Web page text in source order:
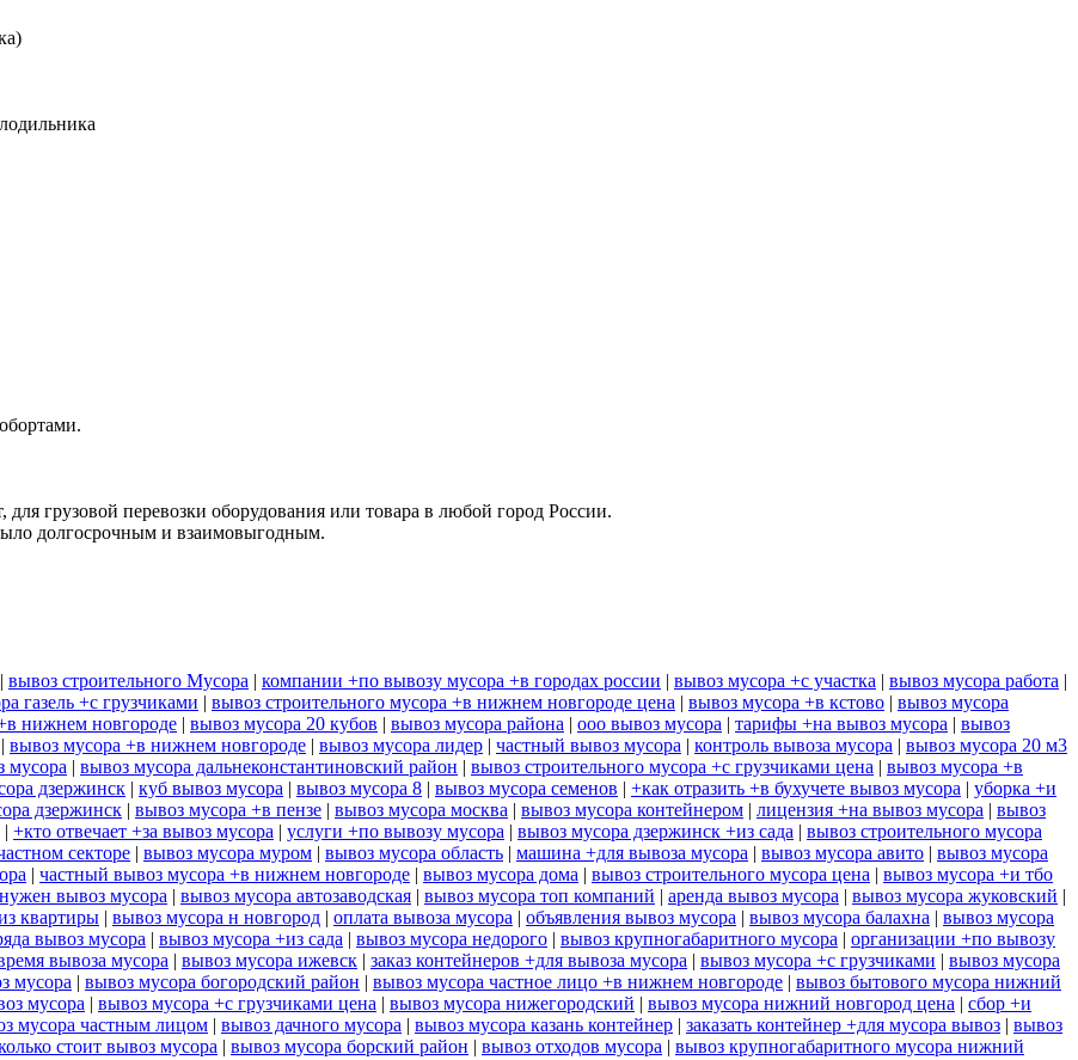
грузовой перевозки оборудования или товара в любой город России.
долгосрочным и взаимовыгодным.
| вывоз строительного Мусора | компании +по вывозу мусора +в городах россии | вывоз мусора +с участка | вывоз мусора работа |
газель +с грузчиками | вывоз строительного мусора +в нижнем новгороде цена | вывоз мусора +в кстово | вывоз мусора
нижнем новгороде | вывоз мусора 20 кубов | вывоз мусора района | ооо вывоз мусора | тарифы +на вывоз мусора | вывоз
| вывоз мусора +в нижнем новгороде | вывоз мусора лидер | частный вывоз мусора | контроль вывоза мусора | вывоз мусора 20 м3
мусора | вывоз мусора дальнеконстантиновский район | вывоз строительного мусора +с грузчиками цена | вывоз мусора +в
дзержинск | куб вывоз мусора | вывоз мусора 8 | вывоз мусора семенов | +как отразить +в бухучете вывоз мусора | уборка +и
дзержинск | вывоз мусора +в пензе | вывоз мусора москва | вывоз мусора контейнером | лицензия +на вывоз мусора | вывоз
| +кто отвечает +за вывоз мусора | услуги +по вывозу мусора | вывоз мусора дзержинск +из сада | вывоз строительного мусора
секторе | вывоз мусора муром | вывоз мусора область | машина +для вывоза мусора | вывоз мусора авито | вывоз мусора
| частный вывоз мусора +в нижнем новгороде | вывоз мусора дома | вывоз строительного мусора цена | вывоз мусора +и тбо
нужен вывоз мусора | вывоз мусора автозаводская | вывоз мусора топ компаний | аренда вывоз мусора | вывоз мусора жуковский |
квартиры | вывоз мусора н новгород | оплата вывоза мусора | объявления вывоз мусора | вывоз мусора балахна | вывоз мусора
вывоз мусора | вывоз мусора +из сада | вывоз мусора недорого | вывоз крупногабаритного мусора | организации +по вывозу
вывоза мусора | вывоз мусора ижевск | заказ контейнеров +для вывоза мусора | вывоз мусора +с грузчиками | вывоз мусора
мусора | вывоз мусора богородский район | вывоз мусора частное лицо +в нижнем новгороде | вывоз бытового мусора нижний
мусора | вывоз мусора +с грузчиками цена | вывоз мусора нижегородский | вывоз мусора нижний новгород цена | сбор +и
мусора частным лицом | вывоз дачного мусора | вывоз мусора казань контейнер | заказать контейнер +для мусора вывоз | вывоз
стоит вывоз мусора | вывоз мусора борский район | вывоз отходов мусора | вывоз крупногабаритного мусора нижний